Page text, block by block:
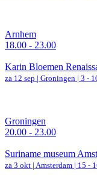
Arnhem
18.00 - 23.00
Karin Bloemen
za 12 sep | Groningen | 3 -
Groningen
20.00 - 23.00
Suriname museum
za 3 okt | Amsterdam | 15 -